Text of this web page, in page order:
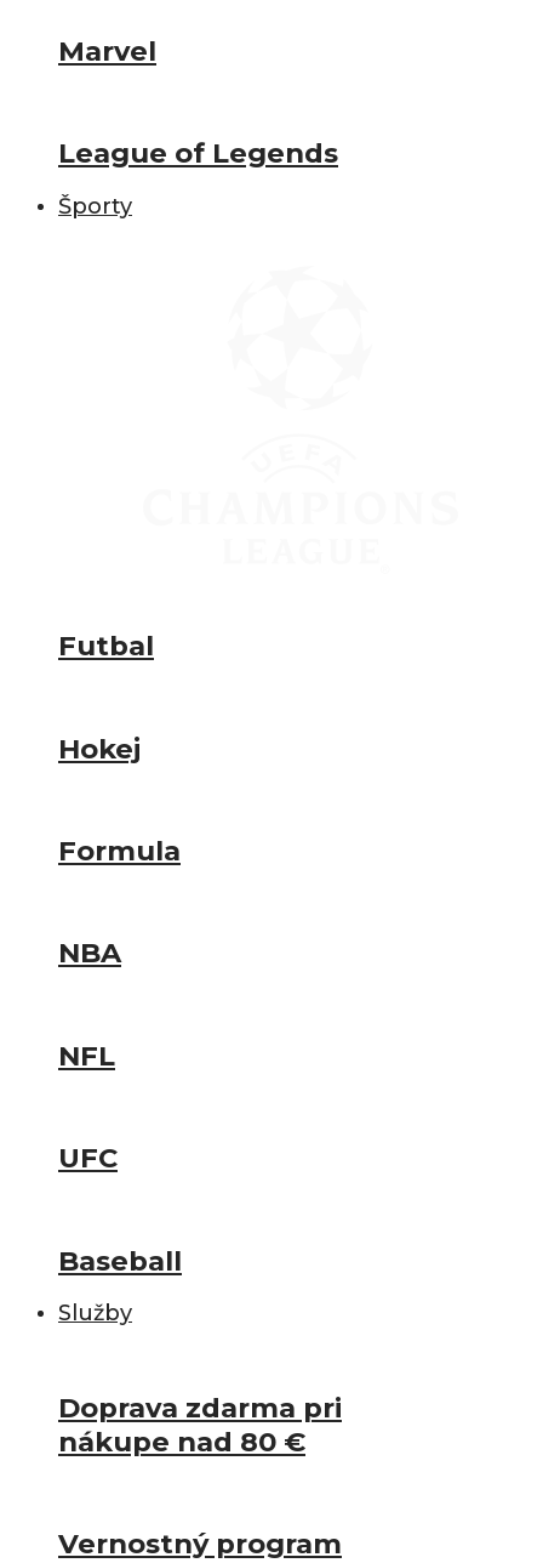
Marvel
League of Legends
Športy
Futbal
Hokej
Formula
NBA
NFL
UFC
Baseball
Služby
Doprava zdarma pri
nákupe nad 80 €
Vernostný program